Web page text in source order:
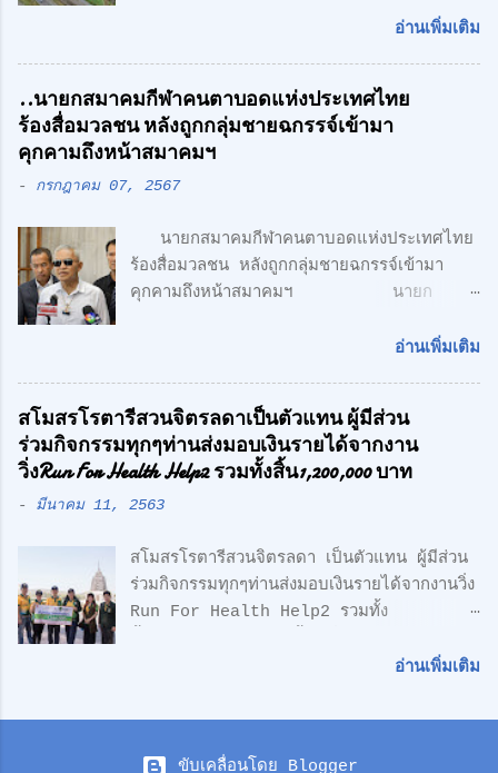
สไตล์ Modern Loft แฟคทอรี่ ยาร์ด กรุ๊ป
ศักดิ์สิทธิ์ คูณรัตนศิริ และชุติพนธ์ กิตติเกษม
ศักดิ์ เปิดตัวสาชาเพิ่มที่ลำลูกกา เน้นความทัน
สมัย สะดวกสบาย ทั้ง โรงงาน พร้อมออฟฟิศ 3
ชั้น + 1 ชั้นลอย สไตล์ Modern Loft โดย
นาที จากรถไฟฟ้า สายสีเขียว ด้าน CONCEPT
ของโครงการ "Simplicity is the
Ultimate Sophistication" -
ความเรียบง่าย คือ สูงสุดแห่งสุนทรียภาพ เรา
Design วัสดุทุกชิ้น ถูกเลือกอย่างตั้งใจ เพื่อ
ความลงตัว และมีระดับ " สำหรับโครงการนี้
ตั้งอยู่บน ถนนเลียบทางด่วนวงแหวนรอบนอก
(ลำลูกกา) สุดยอดทำเลแห่งอนา...
อ่านเพิ่มเติม
..นายกสมาคมกีฬาคนตาบอดแห่งประเทศไทย
ร้องสื่อมวลชน หลังถูกกลุ่มชายฉกรรจ์เข้ามา
คุกคามถึงหน้าสมาคมฯ
- กรกฎาคม 07, 2567
นายกสมาคมกีฬาคนตาบอดแห่งประเทศไทย
ร้องสื่อมวลชน หลังถูกกลุ่มชายฉกรรจ์เข้ามา
คุกคามถึงหน้าสมาคมฯ นายก
สื่อมวลชน หลังถูกกลุ่มชายฉกรรจ์เข้ามาคุกคาม
ตาบอด เดินทางไปยื่นหนังสือถึงนายเศรษฐา ทวี
สิน นายกรัฐมนตรี เรียกร้องขอความเป็นธรรม
และให้ตรวจสอบการฮุบโควตาสลากกินแบ่ง
รัฐบาล จำนวน 2,647 เล่ม ของนักกีฬาคน
สมาชิกรับสลากฯกับ สมาชิกสามัญของสมาคม
กีฬาคนตาบอดแห่งประเทศไทย ตามที่มีการเสนอ
ข่าวไปก่อนหน้านี้ ล่าสุด นายอำนวย กลิ่นอยู่
พร้อมด้วย นายกองตรีดร.สุธน จิตร์มั่น
ประธานที่ปรึกษาสมาคมฯ และพลโท ถาวร ไทย
อ่านเพิ่มเติม
สโมสรโรตารีสวนจิตรลดาเป็นตัวแทน ผู้มีส่วน
ร่วมกิจกรรมทุกๆท่านส่งมอบเงินรายได้จากงาน
วิ่งRun For Health Help2 รวมทั้งสิ้น1,200,000 บาท
- มีนาคม 11, 2563
สโมสรโรตารีสวนจิตรลดา เป็นตัวแทน ผู้มีส่วน
ร่วมกิจกรรมทุกๆท่านส่งมอบเงินรายได้จากงานวิ่ง
Run For Health Help2 รวมทั้ง
รพ.สมเด็จพระบรมราชเทวีฯหน่วยงานทหารเรือ
ทีมจักรยานกู้ชีพ ดร.ศักดิ์ศิษฏ์ เจนกุลประสูตร
อ่านเพิ่มเติม
ขับเคลื่อนโดย Blogger